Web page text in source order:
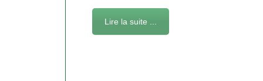
Lire la suite ...